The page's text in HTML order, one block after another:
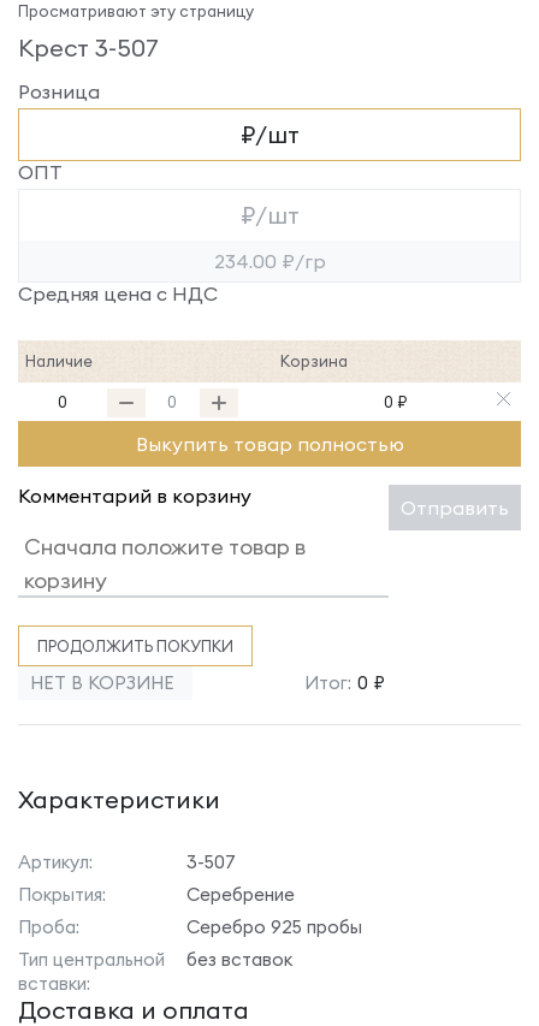
Просматривают эту страницу
Крест 3-507
Розница
₽/шт
ОПТ
₽/шт
234.00 ₽/гр
Средняя цена с НДС
Наличие Корзина
0 0 ₽
Выкупить товар полностью
Комментарий в корзину Отправить
ПРОДОЛЖИТЬ ПОКУПКИ
НЕТ В КОРЗИНЕ Итог: 0 ₽
Характеристики
Артикул:
3-507
Покрытия:
Серебрение
Проба:
Серебро 925 пробы
Тип центральной
вставки:
без вставок
Доставка и оплата